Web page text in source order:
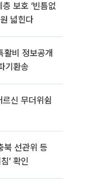
보호 ‘빈틈없
넓힌다
비 정보공개
기환송
신 무더위쉼
북 선관위 등
’ 확인